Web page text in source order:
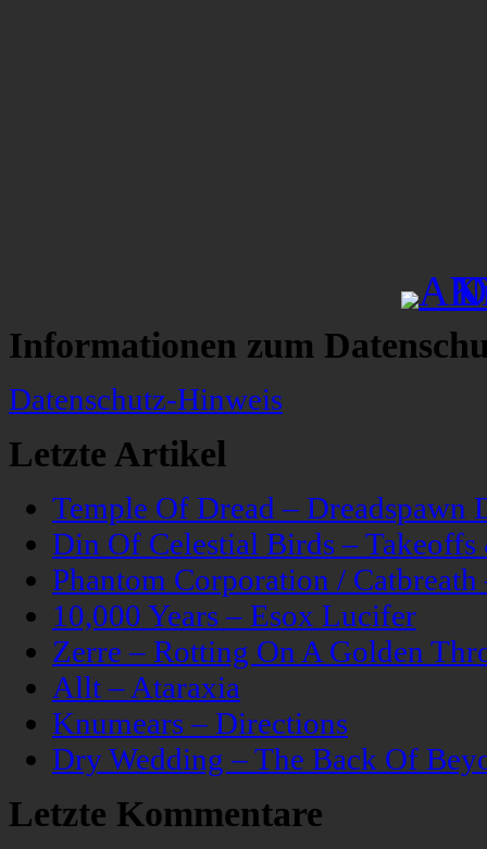
Informationen zum
Datenschutz-Hinweis
Letzte Artikel
Temple Of Dread – Dreadspawn
Din Of Celestial Birds –
Phantom Corporation /
10,000 Years – Esox Lucifer
Zerre – Rotting On A Golden
Allt – Ataraxia
Knumears – Directions
Dry Wedding – The Back Of
Letzte Kommentare